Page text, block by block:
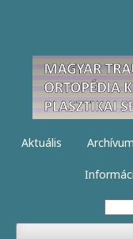
Aktuális